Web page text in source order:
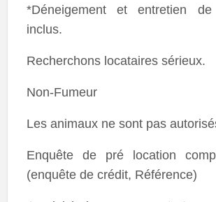
*Déneigement et entretien
inclus.
Recherchons locataires sérieux.
Non-Fumeur
Les animaux ne sont pas
Enquête de pré location
(enquête de crédit, Référence)